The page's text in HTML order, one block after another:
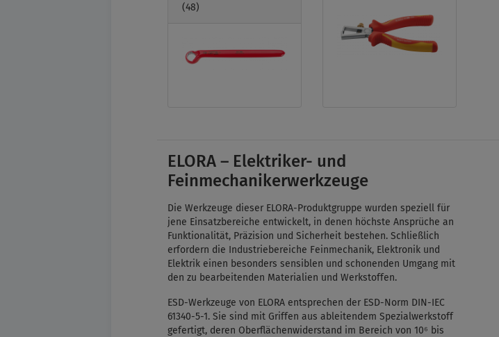
(48)
ELORA – Elektriker- und
Feinmechanikerwerkzeuge
Die Werkzeuge dieser ELORA-Produktgruppe wurden speziell für
jene Einsatzbereiche entwickelt, in denen höchste Ansprüche an
Funktionalität, Präzision und Sicherheit bestehen. Schließlich
erfordern die Industriebereiche Feinmechanik, Elektronik und
Elektrik einen besonders sensiblen und schonenden Umgang mit
den zu bearbeitenden Materialien und Werkstoffen.
ESD-Werkzeuge von ELORA entsprechen der ESD-Norm DIN-IEC
61340-5-1. Sie sind mit Griffen aus ableitendem Spezialwerkstoff
gefertigt, deren Oberflächenwiderstand im Bereich von 10⁶ bis